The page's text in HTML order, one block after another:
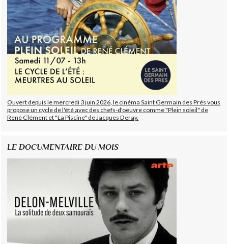
Ouvert depuis le mercredi 3 juin 2026, le cinéma Saint Germain des Prés vous
propose un cycle de l'été avec des chefs-d'oeuvre comme "Plein soleil" de
René Clément et "La Piscine" de Jacques Deray.
LE DOCUMENTAIRE DU MOIS